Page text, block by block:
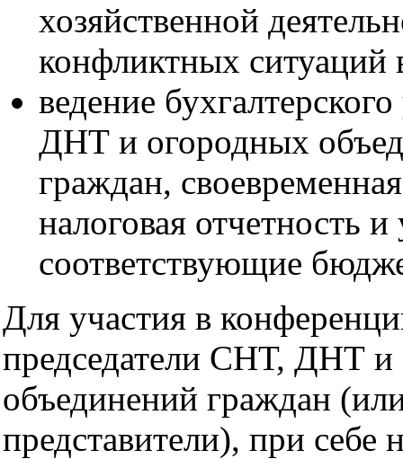
хозяйственной
конфликтных ситуаций
ведение
ДНТ и огородных
граждан,
налоговая отчетность и
соответствующие
Для участия в
председатели СНТ, ДНТ и
объединений граждан
представители), при себе